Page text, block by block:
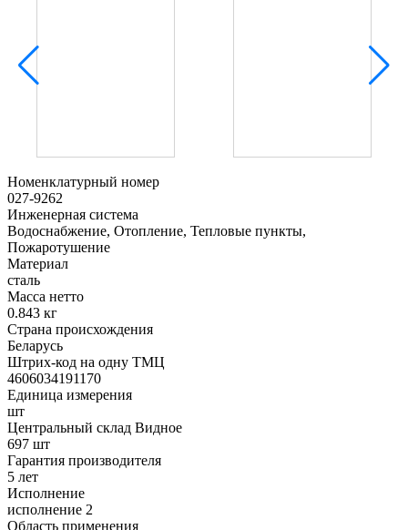
Номенклатурный номер
027-9262
Инженерная система
Водоснабжение, Отопление, Тепловые пункты,
Пожаротушение
Материал
сталь
Масса нетто
0.843 кг
Страна происхождения
Беларусь
Штрих-код на одну ТМЦ
4606034191170
Единица измерения
шт
Центральный склад Видное
697 шт
Гарантия производителя
5 лет
Исполнение
исполнение 2
Область применения